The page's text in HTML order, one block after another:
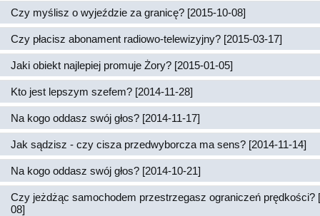
Czy myślisz o wyjeździe za granicę? [2015-10-08]
Czy płacisz abonament radiowo-telewizyjny? [2015-03-17]
Jaki obiekt najlepiej promuje Żory? [2015-01-05]
Kto jest lepszym szefem? [2014-11-28]
Na kogo oddasz swój głos? [2014-11-17]
Jak sądzisz - czy cisza przedwyborcza ma sens? [2014-11-14]
Na kogo oddasz swój głos? [2014-10-21]
Czy jeżdżąc samochodem przestrzegasz ograniczeń prędkości?
08]